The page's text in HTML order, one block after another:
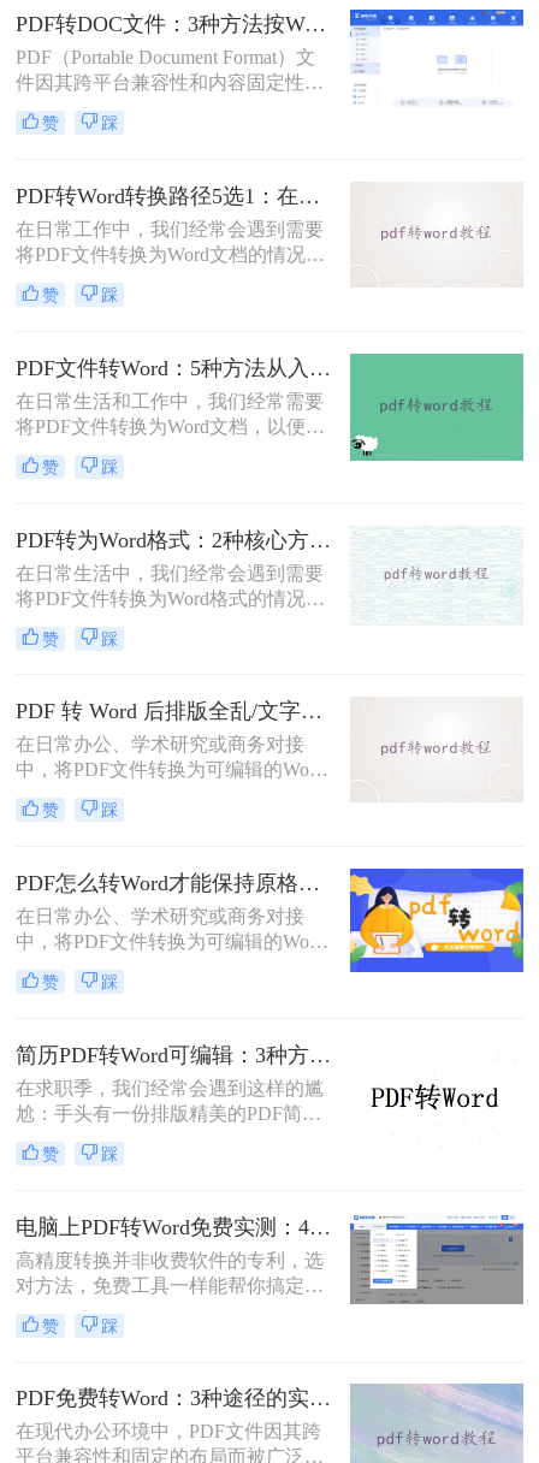
调整报告格式，掌握高效的PDF转
Word技巧都至关重要。本文将为您详
细介绍几种经过实践验证的有效方
法，帮助您快速解决格式转换问题。
PDF转DOC文件：3种方法按Word版本兼容性选择！
PDF（Portable Document Format）文
件因其跨平台兼容性和内容固定性而
广受欢迎，但在某些情况下，我们可
能需要将其转换为DOC（Microsoft
那么pdf文件怎么转换成doc文件呢？
本文将介绍三种将PDF文件转换成
DOC文件的方法。
赞 踩
PDF转Word转换路径5选1：在线、软件、手机端各场景最优解！
在日常工作中，我们经常会遇到需要
将PDF文件转换为Word文档的情况，
以便对内容进行编辑或修改。那么pdf
转word怎么转呢？本文将介绍五种将
最适合自己的转换方式。
赞 踩
PDF文件转Word：5种方法从入门到避坑的实操指南！
在日常生活和工作中，我们经常需要
将PDF文件转换为Word文档，以便于
编辑和修改。那么怎么把pdf文件转换
成word呢？本文将详细介绍几种将
助大家轻松应对这一需求。
赞 踩
PDF转为Word格式：2种核心方法的适用场景和操作差异！
在日常生活中，我们经常会遇到需要
将PDF文件转换为Word格式的情况，
以便于编辑和修改文件内容。那么如
何将pdf转为word格式呢？本文将介绍
赞 踩
PDF 转 Word 后排版全乱/文字错位/串行/乱跑怎么办？3种高保真转换方法全解析
在日常办公、学术研究或商务对接
中，将PDF文件转换为可编辑的Word
文档是极高频的需求。但最令人头疼
的往往不是转换本身，而是转换后出
等“惨剧”。面对PDF 转 Word 后排版
全乱/文字错位/串行/乱跑怎么办这一
难题，很多人尝试了各种免费工具却
依然无法解决。
赞 踩
PDF怎么转Word才能保持原格式不变/版式不乱？3种专业有效方法全解析！
在日常办公、学术研究或商务对接
中，将PDF文件转换为可编辑的Word
文档是极高频的需求。但最令人头疼
的往往不是转换本身，而是转换后出
等“惨剧”。因此，很多人都在苦苦寻
找“PDF怎么转Word才能保持原格式
不变/版式不乱”的完美方案。
赞 踩
简历PDF转Word可编辑：3种方法保留排版不乱的实测！
在求职季，我们经常会遇到这样的尴
尬：手头有一份排版精美的PDF简
历，但招聘系统只允许上传Word格
式，或者HR希望能直接在简历上修
怎么转word简历的技巧就显得至关重
要。直接复制粘贴不仅会打乱排版，
还可能丢失关键信息。
赞 踩
电脑上PDF转Word免费实测：4个方案的转换效果和注意事项！
高精度转换并非收费软件的专利，选
对方法，免费工具一样能帮你搞定复
杂排版。“免费的工具转换效果肯定
很差吧？”这是我作为办公软件测评
处理pdf转word时，往往陷入“收费软
件太贵，免费工具怕坑”的两难境
地。那么电脑上怎么把pdf转成word免
赞 踩
PDF免费转Word：3种途径的实际费用、限制和效果对比！
在现代办公环境中，PDF文件因其跨
平台兼容性和固定的布局而被广泛使